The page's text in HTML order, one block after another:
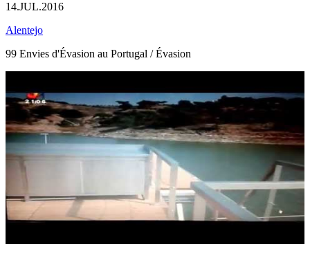
14.JUL.2016
Alentejo
99 Envies d'Évasion au Portugal / Évasion